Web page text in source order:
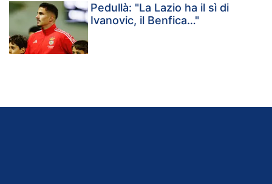
Pedullà: "La Lazio ha il sì di
Ivanovic, il Benfica…"